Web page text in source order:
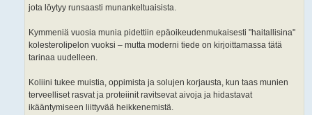
jota löytyy runsaasti munankeltuaisista.
Kymmeniä vuosia munia pidettiin epäoikeudenmukaisesti "haitallisina"
kolesterolipelon vuoksi – mutta moderni tiede on kirjoittamassa tätä
tarinaa uudelleen.
Koliini tukee muistia, oppimista ja solujen korjausta, kun taas munien
terveelliset rasvat ja proteiinit ravitsevat aivoja ja hidastavat
ikääntymiseen liittyvää heikkenemistä.